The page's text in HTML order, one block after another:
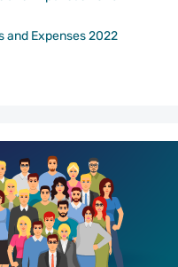
and Expenses 2022